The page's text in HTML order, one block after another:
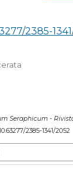
2385-
Seraphicum -
2385-1341/2052